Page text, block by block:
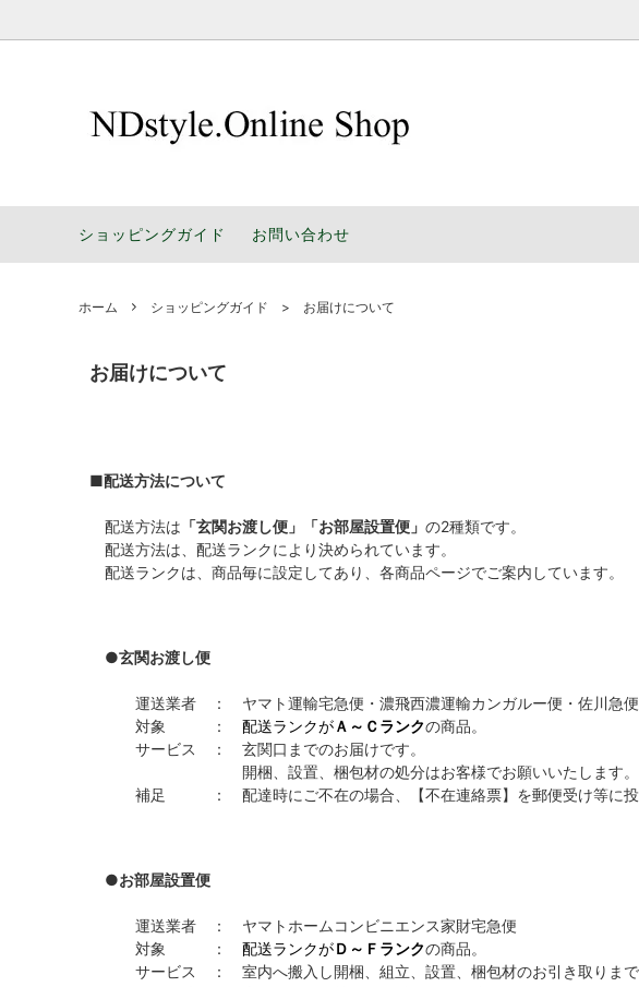
色で選ぶ デザイナーで選ぶ
NDstyle.ソファのパーツ販売 工場通信で知る 家具づくりの
ショッピングガイド お問い合わせ
ホーム ショッピングガイド > お届けについて
お届けについて
■配送方法について
配送方法は 「玄関お渡し便」「お部屋設置便」 の2種類です。
配送方法は、配送ランクにより決められています。
配送ランクは、商品毎に設定してあり、各商品ページでご案内しています。
●玄関お渡し便
運送業者 ： ヤマト運輸宅急便・濃飛西濃運輸カンガルー便・佐川急便
対象 ： 配送ランクがＡ～Ｃランクの商品。
サービス ： 玄関口までのお届けです。
開梱、設置、梱包材の処分はお客様でお願いいたします。
補足 ： 配達時にご不在の場合、【不在連絡票】を郵便受け等に投
●お部屋設置便
運送業者 ： ヤマトホームコンビニエンス家財宅急便
対象 ： 配送ランクがＤ～Ｆランクの商品。
サービス ： 室内へ搬入し開梱、組立、設置、梱包材のお引き取りまでを